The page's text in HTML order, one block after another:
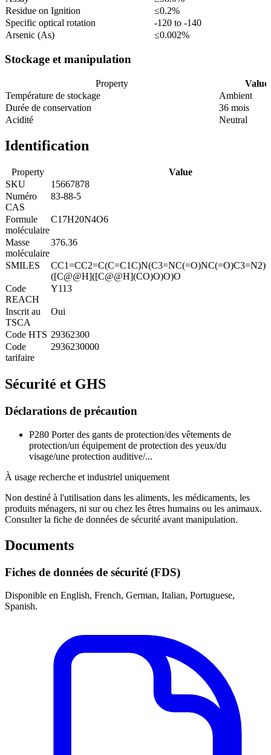
Residue on Ignition
≤0.2%
Specific optical rotation
-120 to -140
Arsenic (As)
≤0.002%
Stockage et manipulation
Property
Value
Température de stockage
Ambient
Durée de conservation
36 mois
Acidité
Neutral
Identification
Property
Value
SKU
15667878
Numéro
CAS
83-88-5
Formule
moléculaire
C17H20N4O6
Masse
moléculaire
376.36
SMILES
([C@@H]([C@@H](CO)O)O)O
Code
REACH
Y113
Inscrit au
TSCA
Oui
Code HTS 29362300
Code
tarifaire
2936230000
Sécurité et GHS
Déclarations de précaution
P280 Porter des gants de protection/des vêtements de
protection/un équipement de protection des yeux/du
visage/une protection auditive/...
À usage recherche et industriel uniquement
Non destiné à l'utilisation dans les aliments, les médicaments, les
produits ménagers, ni sur ou chez les êtres humains ou les animaux.
Consulter la fiche de données de sécurité avant manipulation.
Documents
Fiches de données de sécurité (FDS)
Disponible en English, French, German, Italian, Portuguese,
Spanish.